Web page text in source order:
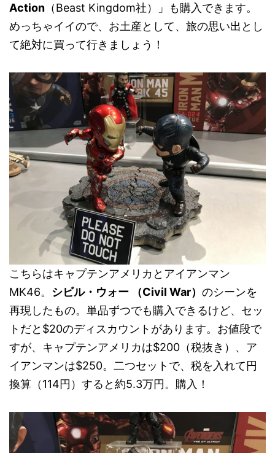
Action （Beast Kingdom社）」も購入できます。
めっちゃイイので、お土産として、旅の思い出とし
て絶対に買って行きましょう！
こちらはキャプテンアメリカとアイアンマン
MK46。 シビル・ウォー （Civil War） のシーンを
再現したもの。単品ずつでも購入できるけど、セッ
トだと$20のディスカウントがあります。お値段で
すが、キャプテンアメリカは$200（税抜き）、ア
イアンマンは$250。二つセットで、税を入れて円
換算（114円）すると約5.3万円。購入！